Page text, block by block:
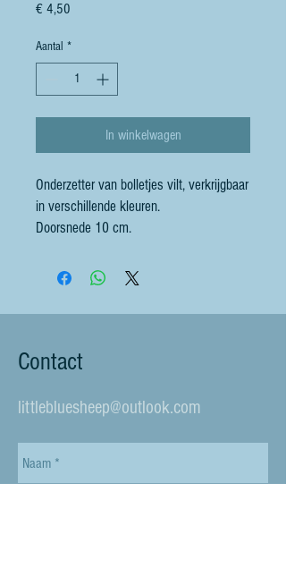
€ 4,50
Aantal *
In winkelwagen
Onderzetter van bolletjes vilt, verkrijgbaar
in verschillende kleuren.
Doorsnede 10 cm.
Contact
littlebluesheep@outlook.com